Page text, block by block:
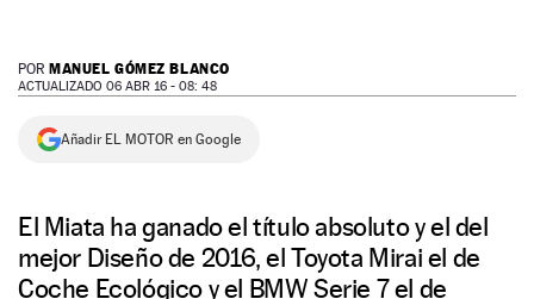
SERVICIOS
NEWSLETTER
POR MANUEL GÓMEZ BLANCO
ACTUALIZADO 06 ABR 16 - 08: 48
Añadir EL MOTOR en Google
El Miata ha ganado el título absoluto y el del
mejor Diseño de 2016, el Toyota Mirai el de
Coche Ecológico y el BMW Serie 7 el de